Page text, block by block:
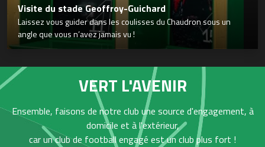
Visite du stade Geoffroy-Guichard
Laissez vous guider dans les coulisses du Chaudron sous un
angle que vous n’avez jamais vu !
VERT L'AVENIR
Ensemble, faisons de notre club une source d'engagement, à
domicile et à l'extérieur,
car un club de football engagé est un club plus fort !